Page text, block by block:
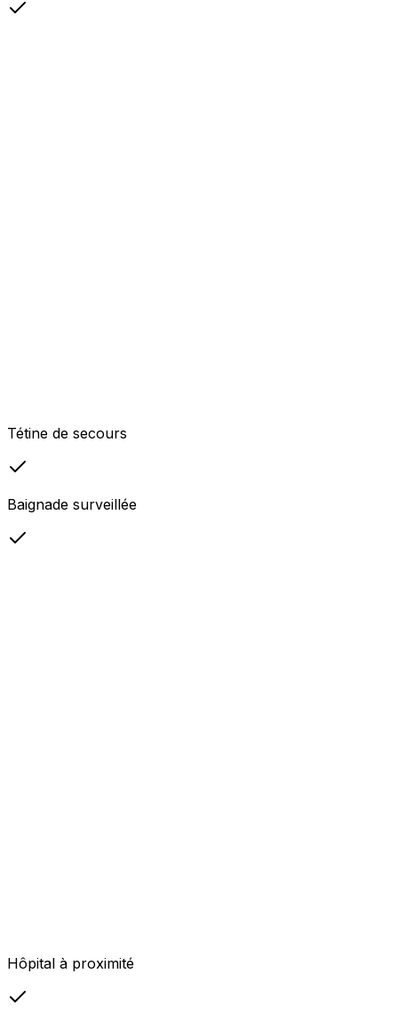
Tétine de secours
Baignade surveillée
Hôpital à proximité